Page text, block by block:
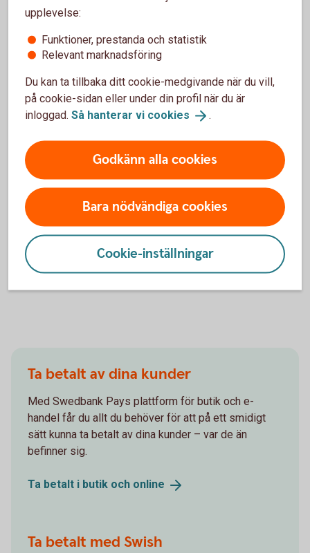
Pris
Fler tjänster
Vi erbjuder även skräddarsydda lösningar och ännu
fler tjänster beroende på vad du och ditt företag
behöver. Med rätt konton, kort och smidiga sätt att
betala och ta betalt kan du fokusera på att driva
ditt företag.
Ta betalt av dina kunder
Med Swedbank Pays plattform för butik och e-
handel får du allt du behöver för att på ett smidigt
sätt kunna ta betalt av dina kunder – var de än
befinner sig.
Ta betalt i butik och online
Ta betalt med Swish
upplevelse:
Funktioner, prestanda och statistik
Relevant marknadsföring
Du kan ta tillbaka ditt cookie-medgivande när du vill,
på cookie-sidan eller under din profil när du är
inloggad. Så hanterar vi cookies .
Godkänn alla cookies
Bara nödvändiga cookies
Cookie-inställningar